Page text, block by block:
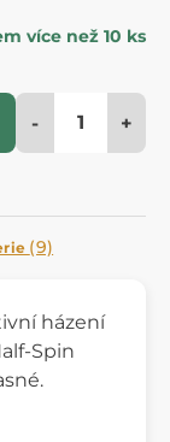
více než 10 ks
- +
(9)
házení
Spin